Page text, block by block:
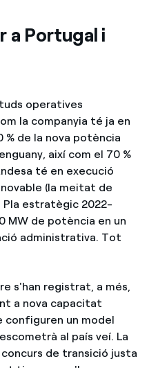
a Portugal i
operatives
la companyia té ja en
de la nova potència
així com el 70 %
té en execució
(la meitat de
estratègic 2022-
MW de potència en un
administrativa. Tot
s'han registrat, a més,
a nova capacitat
configuren un model
al país veí. La
de transició justa